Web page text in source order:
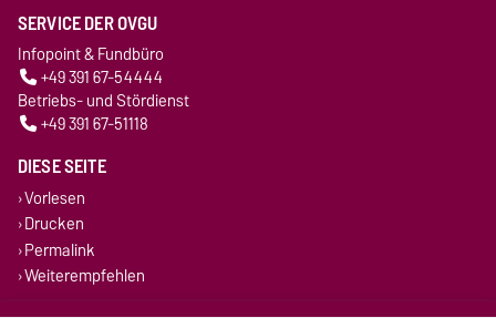
SERVICE DER OVGU
Infopoint & Fundbüro
+49 391 67-54444
Betriebs- und Stördienst
+49 391 67-51118
DIESE SEITE
Vorlesen
Drucken
Permalink
Weiterempfehlen